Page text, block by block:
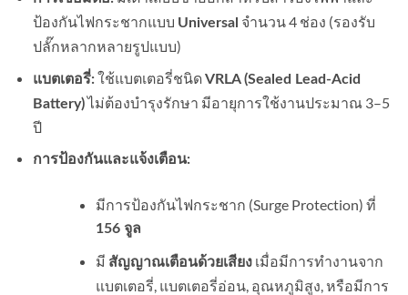
ป้องกันไฟกระชากแบบ Universal จำนวน 4 ช่อง (รองรับ
ปลั๊กหลากหลายรูปแบบ)
แบตเตอรี่:ใช้แบตเตอรี่ชนิดVRLA (Sealed Lead-Acid
Battery)ไม่ต้องบำรุงรักษา มีอายุการใช้งานประมาณ 3–5
ปี
การป้องกันและแจ้งเตือน:
มีการป้องกันไฟกระชาก (Surge Protection) ที่
156 จูล
มี สัญญาณเตือนด้วยเสียงเมื่อมีการทำงานจาก
แบตเตอรี่, แบตเตอรี่อ่อน, อุณหภูมิสูง, หรือมีการ